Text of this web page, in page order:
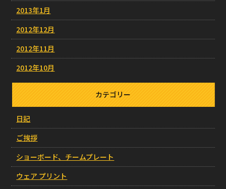
2013年1月
2012年12月
2012年11月
2012年10月
カテゴリー
日記
ご挨拶
ショーボード、チームプレート
ウェア プリント